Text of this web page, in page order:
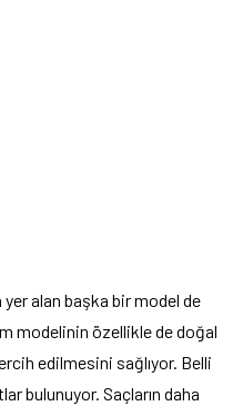
yer alan başka bir model de
modelinin özellikle de doğal
edilmesini sağlıyor. Belli
bulunuyor. Saçların daha